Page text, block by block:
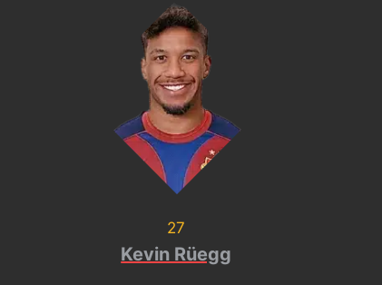
27
Kevin Rüegg